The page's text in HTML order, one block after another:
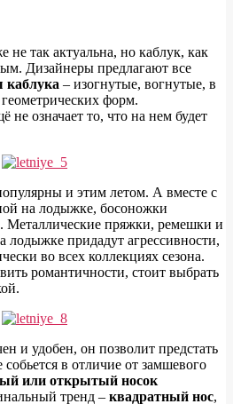
не так актуальна, но каблук, как
Дизайнеры предлагают все
– изогнутые, вогнутые, в
форм.
не означает то, что на нем будет
и этим летом. А вместе с
на лодыжке, босоножки
Металлические пряжки, ремешки и
лодыжке придадут агрессивности,
во всех коллекциях сезона.
романтичности, стоит выбрать
и удобен, он позволит предстать
в отличие от замшевого
или открытый носок
тренд – квадратный нос,